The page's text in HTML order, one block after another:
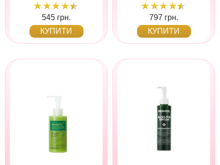
545 грн.
КУПИТИ
797 грн.
КУПИТИ